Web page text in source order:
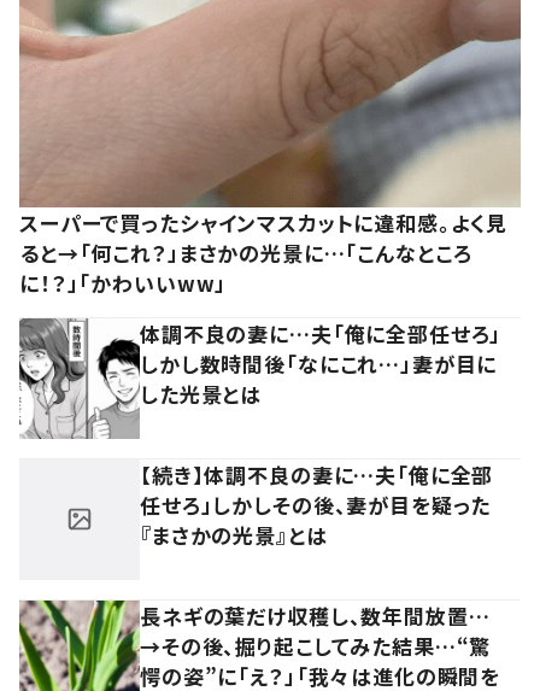
スーパーで買ったシャインマスカットに違和感。よく見
ると→「何これ？」まさかの光景に…「こんなところ
に！？」「かわいいww」
体調不良の妻に…夫「俺に全部任せろ」
しかし数時間後「なにこれ…」妻が目に
した光景とは
【続き】体調不良の妻に…夫「俺に全部
任せろ」しかしその後、妻が目を疑った
『まさかの光景』とは
長ネギの葉だけ収穫し、数年間放置…
→その後、掘り起こしてみた結果…“驚
愕の姿”に「え？」「我々は進化の瞬間を